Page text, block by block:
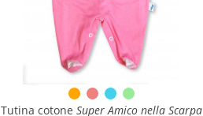
Tutina cotone Super Amico nella Scarpa